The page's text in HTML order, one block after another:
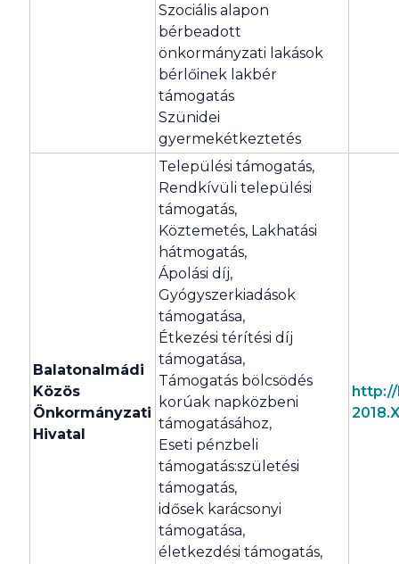
Szociális alapon
bérbeadott
önkormányzati lakások
bérlőinek lakbér
támogatás
Szünidei
gyermekétkeztetés
Balatonalmádi
Közös
Önkormányzati
Hivatal
Települési támogatás,
Rendkívüli települési
támogatás,
Köztemetés, Lakhatási
hátmogatás,
Ápolási díj,
Gyógyszerkiadások
támogatása,
Étkezési térítési díj
támogatása,
Támogatás bölcsödés
korúak napközbeni
támogatásához,
Eseti pénzbeli
támogatás:születési
támogatás,
idősek karácsonyi
támogatása,
életkezdési támogatás,
http://